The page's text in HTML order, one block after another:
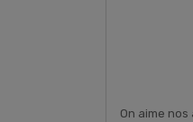
On aime